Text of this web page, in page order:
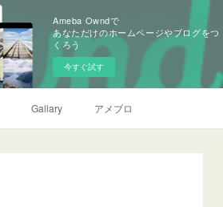
Ameba Owndで
あなただけのホームページやブログをつ
くろう
今すぐ試す
Gallary アメブロ